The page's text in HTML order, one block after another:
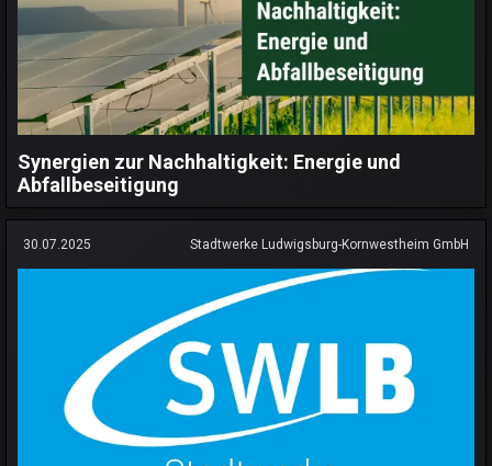
Synergien zur Nachhaltigkeit: Energie und
Abfallbeseitigung
30.07.2025 Stadtwerke Ludwigsburg-Kornwestheim GmbH